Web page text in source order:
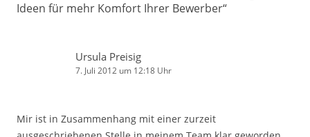
Ideen für mehr Komfort Ihrer Bewerber“
Ursula Preisig
7. Juli 2012 um 12:18 Uhr
Mir ist in Zusammenhang mit einer zurzeit